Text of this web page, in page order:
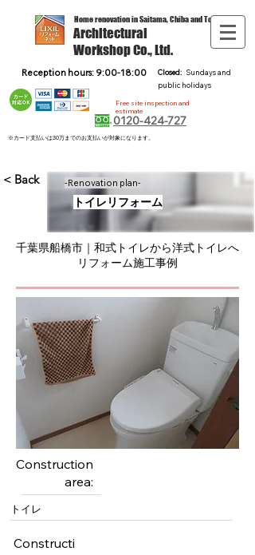
Home renovation in Saitama, Chiba and Tokyo
Architectural
Workshop Co., Ltd.
Reception hours: 9:00-18:00 Closed: Sundays and
public holidays
Free site inspection and
estimate
0120-424-727
※カード支払いは30万までのお支払いが対象になります。
< Back
トイレリフォーム
-Renovation plan-
千葉県船橋市｜和式トイレから洋式トイレへ
リフォーム施工事例
Construction
area:
トイレ
Constructi